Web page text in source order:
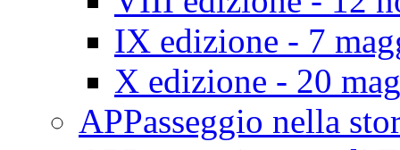
IX edizione - 7
X edizione - 20
APPasseggio nella